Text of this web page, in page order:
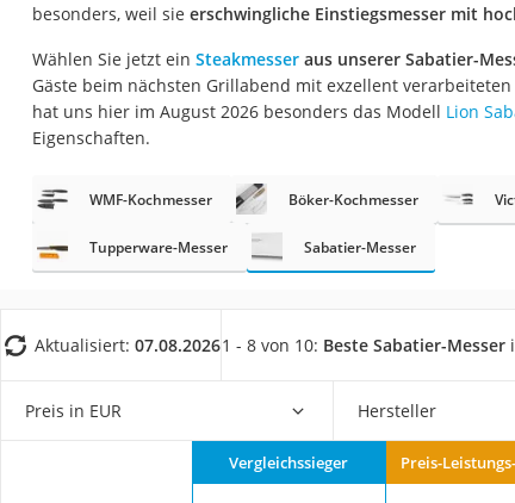
Eierkocher
AEG-
Saug-Wisch-
Reiskocher
Nespresso-
Messerschärfer
Service
besonders, weil sie erschwingliche Einstiegsmesser mit
Wählen Sie jetzt ein Steakmesseraus unserer Sabatier-
Gäste beim nächsten Grillabend mit exzellent
hat uns hier im August 2026 besonders das Modell Lion
Eigenschaften.
WMF-Kochmesser Böker-Kochmesser
Tupperware-Messer Sabatier-Messer
Aktualisiert: 07.08.20261 - 8 von 10: Beste Sabatier-Messer
Preis in EUR Hersteller
Vergleichssieger Preis-